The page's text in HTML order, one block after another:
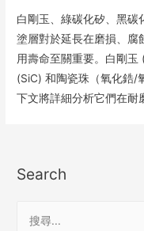
白剛玉、綠碳化矽、黑碳
塗層對於延長在磨損、腐
用壽命至關重要。白剛玉
(SiC) 和陶瓷珠（氧化鋯/
下文將詳細分析它們在耐
Search